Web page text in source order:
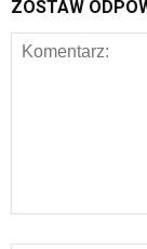
ZOSTAW